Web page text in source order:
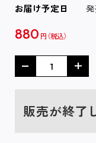
お届け予定日
880 円
販売が終了